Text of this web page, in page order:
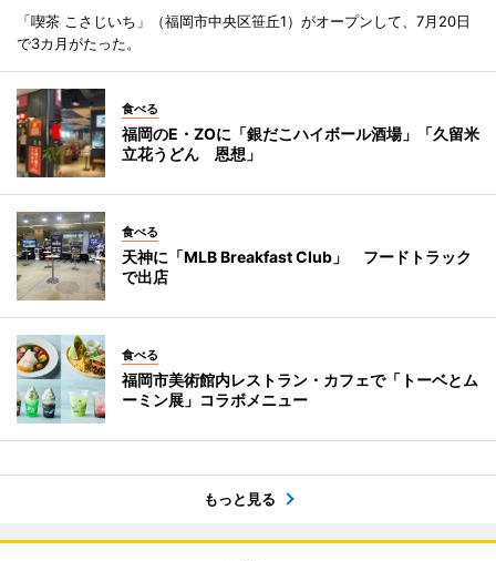
「喫茶 こさじいち」（福岡市中央区笹丘1）がオープンして、7月20日
で3カ月がたった。
食べる
福岡のE・ZOに「銀だこハイボール酒場」「久留米
立花うどん 恩想」
食べる
天神に「MLB Breakfast Club」 フードトラック
で出店
食べる
福岡市美術館内レストラン・カフェで「トーベとム
ーミン展」コラボメニュー
もっと見る